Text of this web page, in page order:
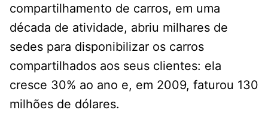
compartilhamento de carros, em uma
década de atividade, abriu milhares de
sedes para disponibilizar os carros
compartilhados aos seus clientes: ela
cresce 30% ao ano e, em 2009, faturou 130
milhões de dólares.